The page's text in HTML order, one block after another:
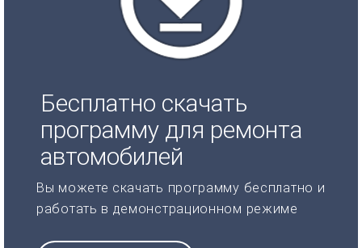
Бесплатно скачать
программу для ремонта
автомобилей
Вы можете скачать программу бесплатно и
работать в демонстрационном режиме